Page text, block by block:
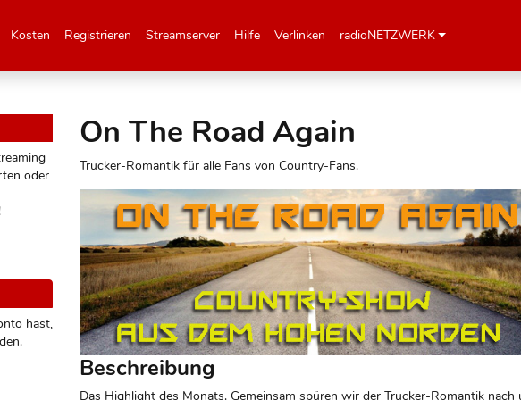
Kosten Registrieren Streamserver Hilfe Verlinken radioNETZWERK
On The Road Again
Trucker-Romantik für alle Fans von Country-Fans.
Beschreibung
Das Highlight des Monats. Gemeinsam spüren wir der Trucker-Romantik nach
oder
hast,